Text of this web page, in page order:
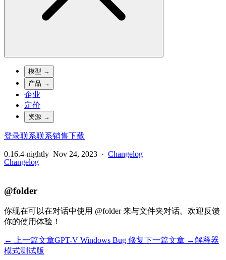
模型 →
产品 →
企业
定价
资源 →
登录联系联系销售下载
0.16.4-nightly Nov 24, 2023 · Changelog
Changelog
@folder
你现在可以在对话中使用 @folder 来与文件夹对话。欢迎反馈
你的使用体验！
← 上一篇文章GPT-V Windows Bug 修复下一篇文章 →解释器
模式测试版